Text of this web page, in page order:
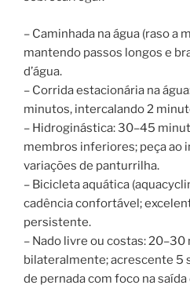
– Caminhada na água (raso a
mantendo passos longos e
d’água.
– Corrida estacionária na
minutos, intercalando 2
– Hidroginástica: 30–45
membros inferiores; peça ao
variações de panturrilha.
– Bicicleta aquática
cadência confortável;
persistente.
– Nado livre ou costas:
bilateralmente; acrescente 5
de pernada com foco na